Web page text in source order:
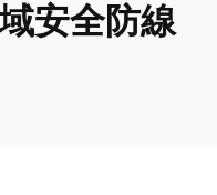
安全防線